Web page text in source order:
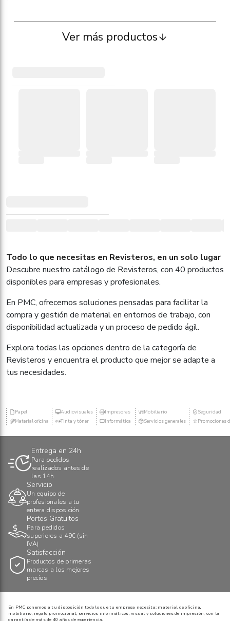
Ver más productos
Todo lo que necesitas en Revisteros, en un solo lugar
Descubre nuestro catálogo de Revisteros, con 40 productos
disponibles para empresas y profesionales.
En PMC, ofrecemos soluciones pensadas para facilitar la
compra y gestión de material en entornos de trabajo, con
disponibilidad actualizada y un proceso de pedido ágil.
Explora todas las opciones dentro de la categoría de
Revisteros y encuentra el producto que mejor se adapte a
tus necesidades.
Papel
Material oficina
Audiovisuales
Tinta y tóner
Impresoras
Informática
Mobiliario
Servicios generales
Seguridad
Promociones
Entrega en 24h
Para pedidos
realizados antes de
las 14h
Servicio
Un equipo de
profesionales a tu
entera disposición
Portes Gratuitos
Para pedidos
superiores a 49€ (sin
IVA)
Satisfacción
Productos de primeras
marcas a los mejores
precios
En PMC ponemos a tu disposición todo lo que tu empresa necesita: material de oficina,
mobiliario, regalo promocional, servicios informáticos, visual y soluciones de impresión, con la
garantía de más de 40 años de experiencia.